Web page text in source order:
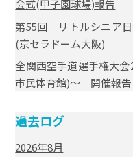
会式(甲子園球場)報告
第55回 リトルシニア
(京セラドーム大阪)
全関西空手道選手権大
市民体育館)～ 開催報告
過去ログ
2026年8月